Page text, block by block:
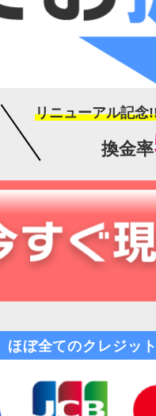
リニューアル記念
換金率
ほぼ全てのクレジッ